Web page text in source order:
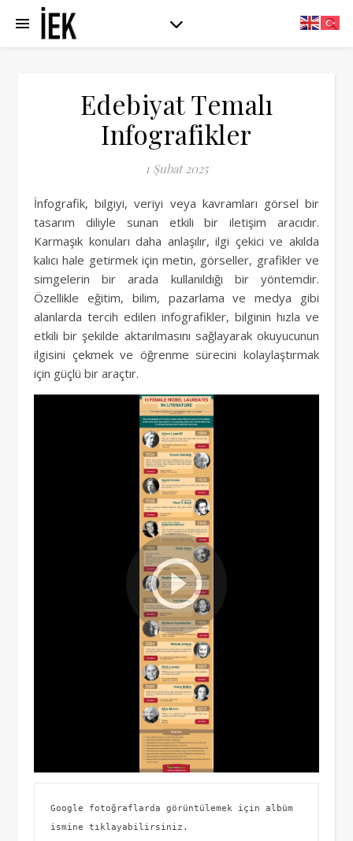
Edebiyat Temalı
Infografikler
1 Şubat 2025
İnfografik, bilgiyi, veriyi veya kavramları görsel bir
tasarım diliyle sunan etkili bir iletişim aracıdır.
Karmaşık konuları daha anlaşılır, ilgi çekici ve akılda
kalıcı hale getirmek için metin, görseller, grafikler ve
simgelerin bir arada kullanıldığı bir yöntemdir.
Özellikle eğitim, bilim, pazarlama ve medya gibi
alanlarda tercih edilen infografikler, bilginin hızla ve
etkili bir şekilde aktarılmasını sağlayarak okuyucunun
ilgisini çekmek ve öğrenme sürecini kolaylaştırmak
için güçlü bir araçtır.
Google fotoğraflarda görüntülemek için albüm
ismine tıklayabilirsiniz.